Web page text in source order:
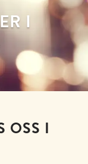
I
OSS I